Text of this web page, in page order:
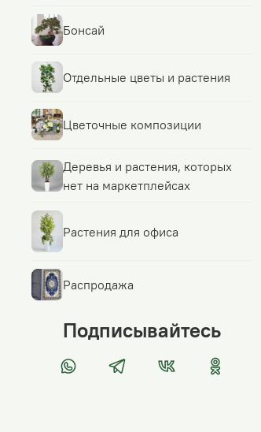
Бонсай
Отдельные цветы и растения
Цветочные композиции
Деревья и растения, которых
нет на маркетплейсах
Растения для офиса
Распродажа
Подписывайтесь